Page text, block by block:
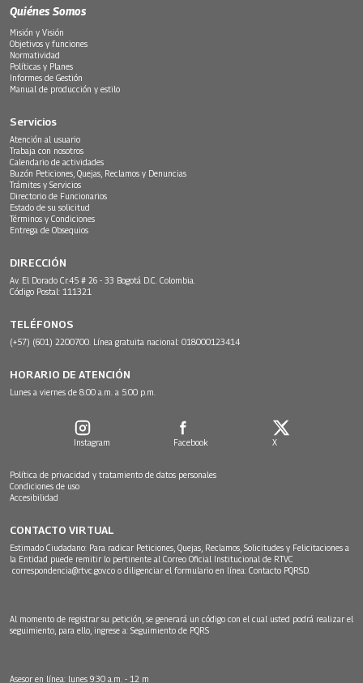
Quiénes Somos
Misión y Visión
Objetivos y funciones
Normatividad
Políticas y Planes
Informes de Gestión
Manual de producción y estilo
Servicios
Atención al usuario
Trabaja con nosotros
Calendario de actividades
Buzón Peticiones, Quejas, Reclamos y Denuncias
Trámites y Servicios
Directorio de Funcionarios
Estado de su solicitud
Términos y Condiciones
Entrega de Obsequios
DIRECCIÓN
Av. El Dorado Cr.45 # 26 - 33 Bogotá D.C. Colombia.
Código Postal: 111321
TELÉFONOS
(+57) (601) 2200700. Línea gratuita nacional: 018000123414
HORARIO DE ATENCIÓN
Lunes a viernes de 8:00 a.m. a 5:00 p.m.
Instagram Facebook X
Política de privacidad y tratamiento de datos personales
Condiciones de uso
Accesibilidad
CONTACTO VIRTUAL
Estimado Ciudadano: Para radicar Peticiones, Quejas, Reclamos, Solicitudes y Felicitaciones a
la Entidad puede remitir lo pertinente al Correo Oficial Institucional de RTVC
correspondencia@rtvc.gov.co o diligenciar el formulario en línea: Contacto PQRSD.
Al momento de registrar su petición, se generará un código con el cual usted podrá realizar el
seguimiento, para ello, ingrese a: Seguimiento de PQRS
Asesor en línea: lunes 9:30 a.m. - 12 m